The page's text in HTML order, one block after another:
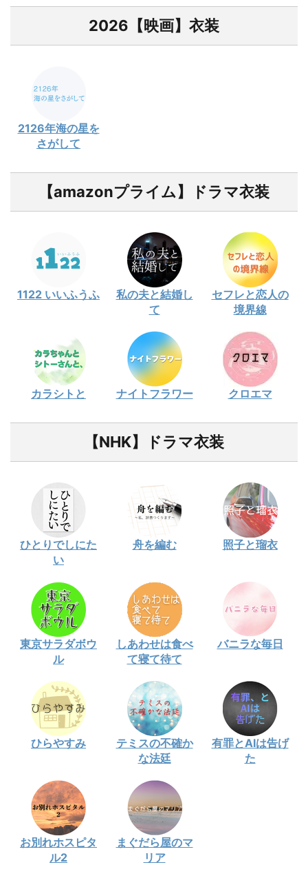
2026【映画】衣装
2126年海の星を
さがして
【amazonプライム】ドラマ衣装
1122 いいふうふ
私の夫と結婚し
て
セフレと恋人の
境界線
カラシトと ナイトフラワー クロエマ
【NHK】ドラマ衣装
ひとりでしにた
い
舟を編む 照子と瑠衣
東京サラダボウ
ル
しあわせは食べ
て寝て待て
バニラな毎日
ひらやすみ
テミスの不確か
な法廷
有罪とAIは告げ
た
お別れホスピタ
ル2
まぐだら屋のマ
リア